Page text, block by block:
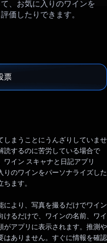
、お気に入りのワインを
価したりできます。
票
しまうことにうんざりしていませ
読するのに苦労している場合で
イン スキャナと日記アプリ
のワインをパーソナライズした
ます。
により、写真を撮るだけでワイン
るだけで、ワインの名前、ワイ
がアプリに表示されます。推測や
はありません。すぐに情報を確認